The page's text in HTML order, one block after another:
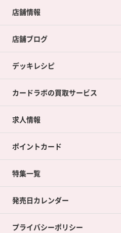
店舗情報
店舗ブログ
デッキレシピ
カードラボの買取サービス
カードラボの買取サービスTOP
店舗買取について
ネット買取について
買取承諾書について
求人情報
ポイントカード
ポイントカードTOP
ポイント交換景品
特集一覧
発売日カレンダー
プライバシーポリシー